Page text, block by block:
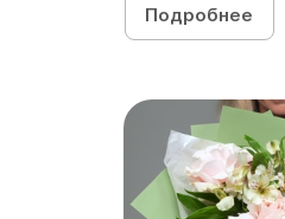
Подробнее